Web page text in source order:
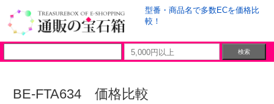
型番・商品名で多数ECを価格比
較！
BE-FTA634 価格比較